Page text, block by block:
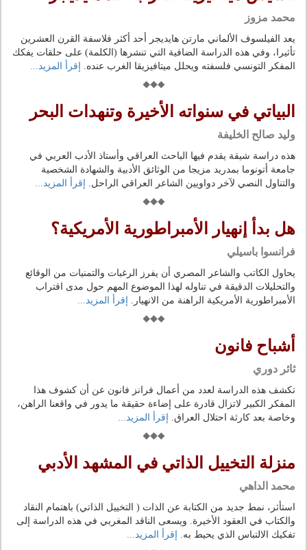
محمد مزوز
يعد الفيلسوف الألماني مارتن هايديجر أحد أكثر فلاسفة القرن العشرين
تأثيرا، وفي هذه الدراسة الضافية التي تنشرها (الكلمة) على حلقات يفكك
المفكر التونسي فلسفته ويحلل ميتافيزيقا الغرب عنده.
إقرأ المزيد...
البياتي في سنواته الأخيرة وتنهدات البحر
وليد صالح الخليفة
هذه دراسة شيقة يقدم فيها الباحث العراقي وأستاذ الأدب العربي في
جامعة أتونوما بمدريد مزيجا من الوثائق الأدبية والشهادة الشخصية
والتناول النصي لآخر دواويين الشاعر العراقي الراحل.
إقرأ المزيد...
هل بدأ إنهيار الأمبراطورية الأمريكية؟
فرانسوا باسيلي
يحاول الكاتب والشاعر المصري أن يفرز الرغبات والتمنيات من الوقائع
والتحليلات الدقيقة في تناوله لهذا الموضوع المهم حول مدى اقتراب
الأمبراطورية الأمريكية الراهنة من الانهيار.
إقرأ المزيد...
أشباح فانون
ثائر دوري
تكشف هذه الدراسة لعدد من أعمال فرانز فانون عن أن كشوف هذا
المفكر الكبير لاتزال قادرة على إضاءة حقيقة ما يدور في واقعنا الراهن،
وخاصة بعد كارثة احتلال العراق.
إقرأ المزيد...
منزلة التخييل الذاتي في المشهد الأدبي
محمد الداهي
استأثر، نمط جديد من الكتابة عن الذات ( التخييل الذاتي) باهتمام النقاد
والكتاب في العقود الأخيرة. ويسعى الناقد المغربي في هذه الدراسة إلى
تفكيك الالتباس الذي يحيط به.
إقرأ المزيد...